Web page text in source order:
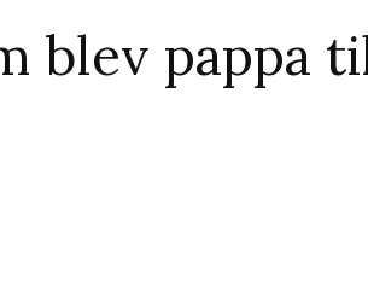
blev pappa